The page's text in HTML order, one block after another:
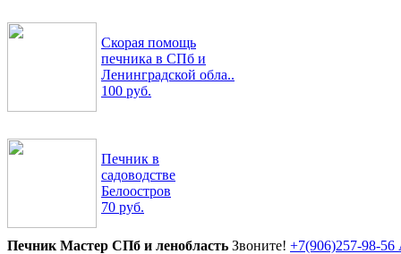
Скорая помощь
печника в СПб и
Ленинградской обла..
100 руб.
Печник в
садоводстве
Белоостров
70 руб.
Печник Мастер СПб и ленобласть Звоните! +7(906)257-98-56